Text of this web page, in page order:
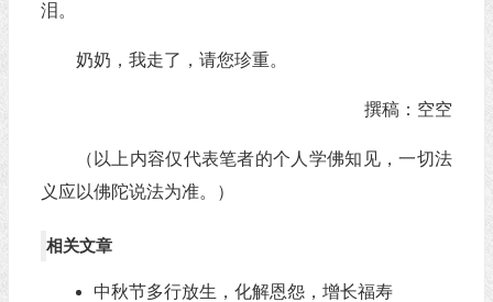
泪。
奶奶，我走了，请您珍重。
撰稿：空空
（以上内容仅代表笔者的个人学佛知见，一切法
义应以佛陀说法为准。）
相关文章
中秋节多行放生，化解恩怨，增长福寿